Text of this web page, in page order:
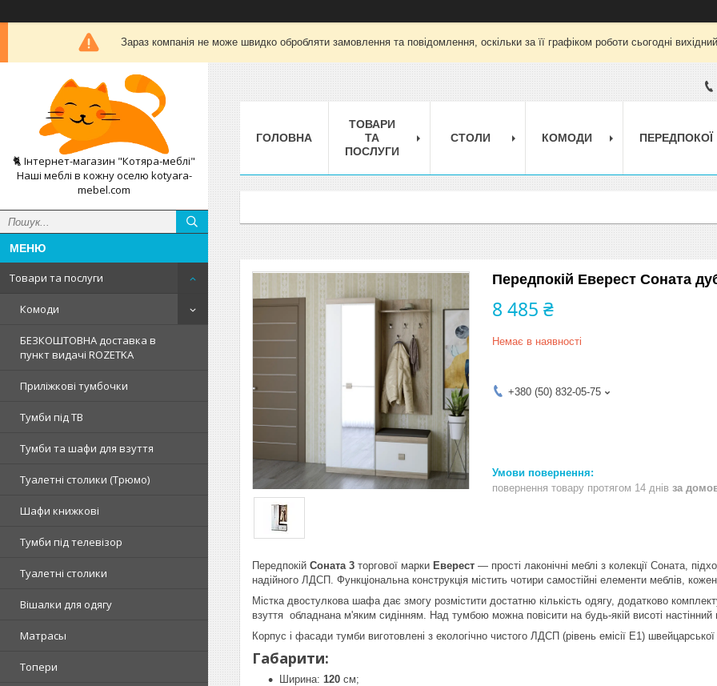
Зараз компанія не може швидко обробляти замовлення та повідомлення, оскільки за її графіком роботи сьогодні
🐈 Інтернет-магазин "Котяра-меблі"
Наші меблі в кожну оселю kotyara-
mebel.com
Товари та послуги
Комоди
БЕЗКОШТОВНА доставка в
пункт видачі ROZETKA
Приліжкові тумбочки
Тумби під ТВ
Тумби та шафи для взуття
Туалетні столики (Трюмо)
Шафи книжкові
Тумби під телевізор
Туалетні столики
Вішалки для одягу
Матрасы
Топери
ГОЛОВНА
ТОВАРИ
ТА
ПОСЛУГИ
СТОЛИ КОМОДИ ПЕРЕДПОКОЇ
Передпокій Еверест Соната
8 485 ₴
Немає в наявності
+380 (50) 832-05-75
повернення товару протягом 14 днів за
Передпокій Соната 3 торгової марки Еверест — прості лаконічні меблі з колекції Соната,
надійного ЛДСП. Функціональна конструкція містить чотири самостійні елементи меблів,
Містка двостулкова шафа дає змогу розмістити достатню кількість одягу, додатково
взуття обладнана м'яким сидінням. Над тумбою можна повісити на будь-якій висоті
Корпус і фасади тумби виготовлені з екологічно чистого ЛДСП (рівень емісії Е1) швейцарської
Габарити:
Ширина: 120 см;